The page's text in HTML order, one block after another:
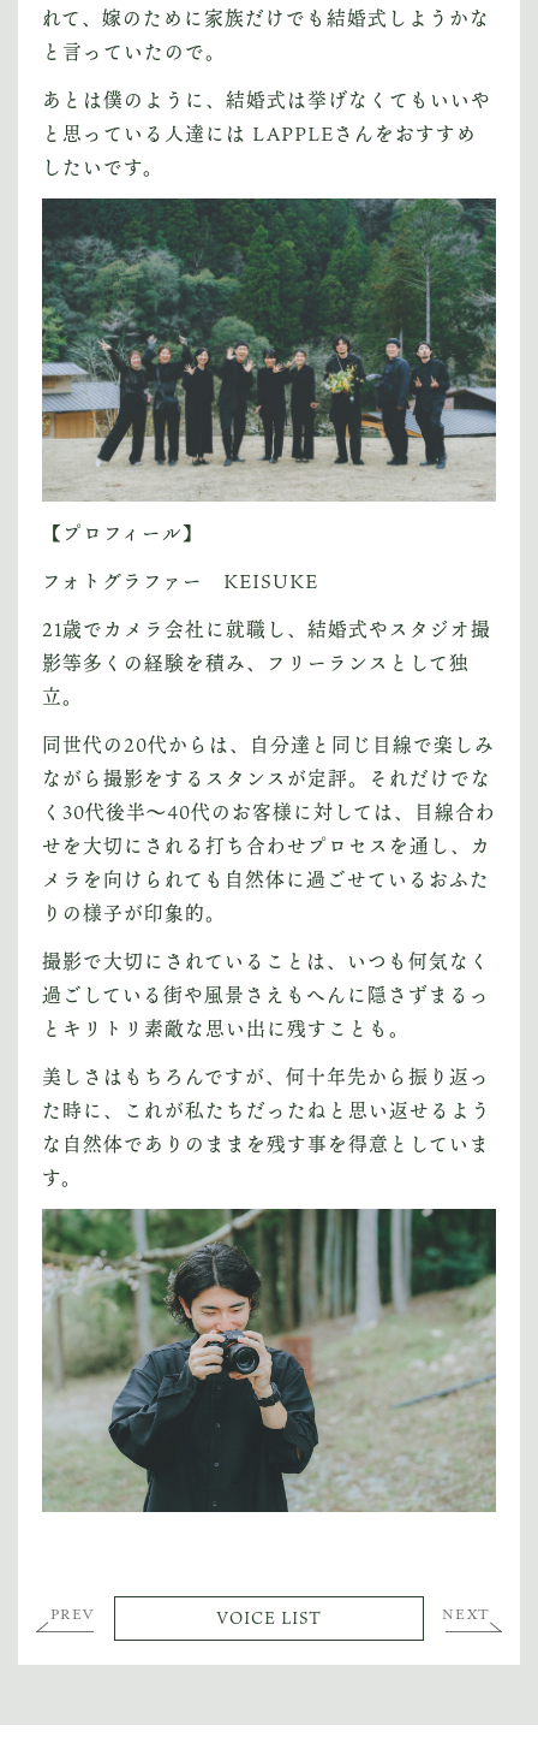
れて、嫁のために家族だけでも結婚式しようかな
と言っていたので。
あとは僕のように、結婚式は挙げなくてもいいや
と思っている人達には LAPPLEさんをおすすめ
したいです。
【プロフィール】
フォトグラファー KEISUKE
21歳でカメラ会社に就職し、結婚式やスタジオ撮
影等多くの経験を積み、フリーランスとして独
立。
同世代の20代からは、自分達と同じ目線で楽しみ
ながら撮影をするスタンスが定評。それだけでな
く30代後半〜40代のお客様に対しては、目線合わ
せを大切にされる打ち合わせプロセスを通し、カ
メラを向けられても自然体に過ごせているおふた
りの様子が印象的。
撮影で大切にされていることは、いつも何気なく
過ごしている街や風景さえもへんに隠さずまるっ
とキリトリ素敵な思い出に残すことも。
美しさはもちろんですが、何十年先から振り返っ
た時に、これが私たちだったねと思い返せるよう
な自然体でありのままを残す事を得意としていま
す。
PREV VOICE LIST NEXT